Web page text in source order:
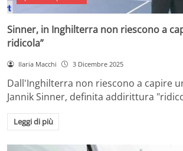
Sinner, in Inghilterra non riescono a
ridicola”
Ilaria Macchi 3 Dicembre 2025
Dall'Inghilterra non riescono a capire
Jannik Sinner, definita addirittura
Leggi di più